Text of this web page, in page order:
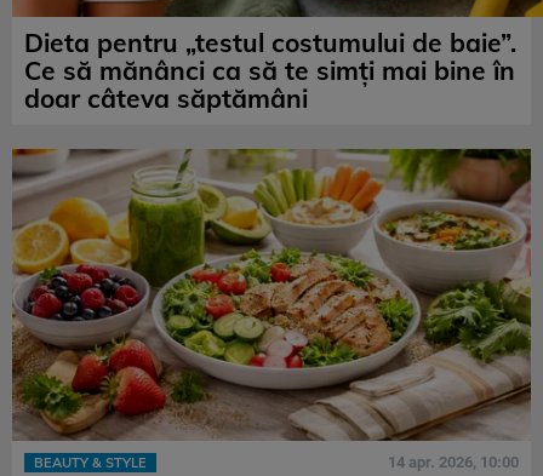
Dieta pentru „testul costumului de baie”.
Ce să mănânci ca să te simți mai bine în
doar câteva săptămâni
BEAUTY & STYLE 14 apr. 2026, 10:00